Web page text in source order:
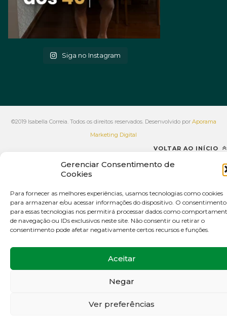
Gerenciar Consentimento de
Cookies
Para fornecer as melhores experiências, usamos tecnologias como cookies
para armazenar e/ou acessar informações do dispositivo. O consentimento
para essas tecnologias nos permitirá processar dados como
de navegação ou IDs exclusivos neste site. Não consentir ou retirar o
consentimento pode afetar negativamente certos recursos e funções.
Aceitar
Negar
Ver preferências
Siga no Instagram
©2019 Isabella Correia. Todos os direitos reservados. Desenvolvido por Aporama
Marketing Digital
VOLTAR AO INÍCIO